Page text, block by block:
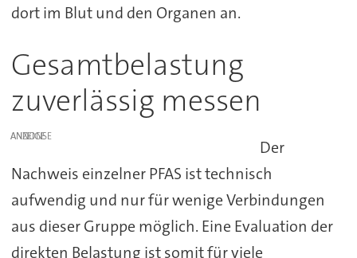
dort im Blut und den Organen an.
Gesamtbelastung
zuverlässig messen
ANZEIGE
Der
Nachweis einzelner PFAS ist technisch
aufwendig und nur für wenige Verbindungen
aus dieser Gruppe möglich. Eine Evaluation der
direkten Belastung ist somit für viele